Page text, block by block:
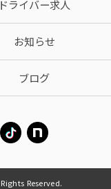
ドライバー求人
お知らせ
ブログ
Reserved.